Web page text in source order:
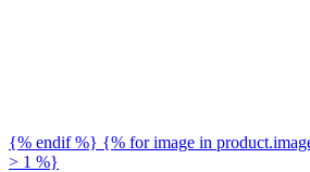
{% endif %} {% for image in
> 1 %}